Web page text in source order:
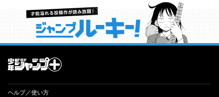
才能溢れる投稿作が読み放題！ ジャンプルーキー！
ヘルプ／使い方